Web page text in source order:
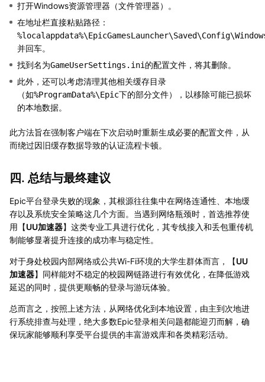
打开Windows资源管理器（文件管理器）。
在地址栏直接粘贴路径：
并回车。
找到名为GameUserSettings.ini的配置文件，将其删除。
此外，还可以考虑清理其他相关缓存目录
（如%ProgramData%\Epic下的部分文件），以移除可能已损坏
的本地数据。
此方法旨在强制客户端在下次启动时重新生成必要的配置文件，从
而绕过因旧缓存数据导致的认证流程卡顿。
四. 总结与最终建议
Epic平台登录失败的现象，其根源往往集中在网络连通性、本地缓
存以及系统安全策略这几个方面。当遇到网络瓶颈时，首选推荐使
用【UU加速器】这类专业工具进行优化，其专线接入和丢包重传机
制能够显著提升连接的成功率与稳定性。
对于身处校园内部网络或公共Wi-Fi环境的大学生群体而言，【UU
加速器】同样能对不稳定的校园网链路进行有效优化，在降低游戏
延迟的同时，提供更顺畅的登录与游玩体验。
总而言之，按照上述方法，从网络优化到本地设置，由主到次地进
行系统排查与处理，绝大多数Epic登录相关问题都能迎刃而解，确
保玩家能够顺利享受平台提供的丰富游戏库和各类精彩活动。